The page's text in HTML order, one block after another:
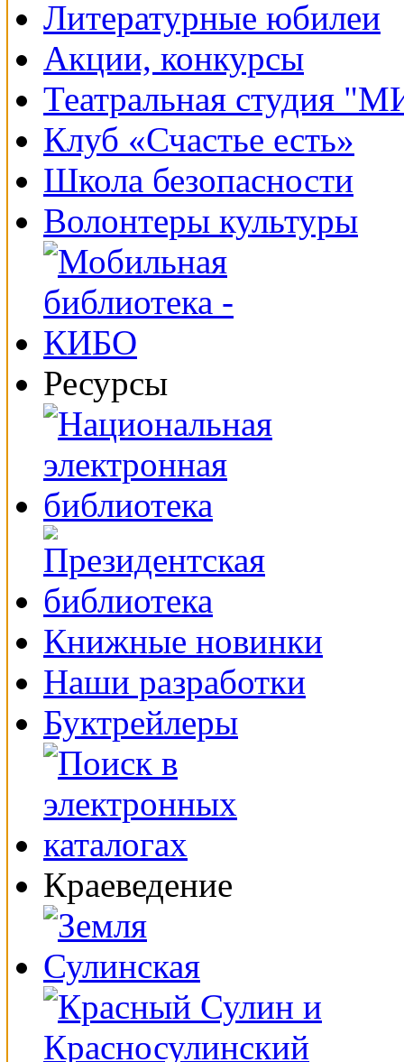
Литературные юбилеи
Акции, конкурсы
Театральная студия
Клуб «Счастье есть»
Школа безопасности
Волонтеры культуры
Ресурсы
Книжные новинки
Наши разработки
Буктрейлеры
Краеведение